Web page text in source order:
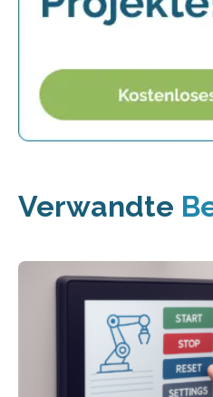
Verwandte